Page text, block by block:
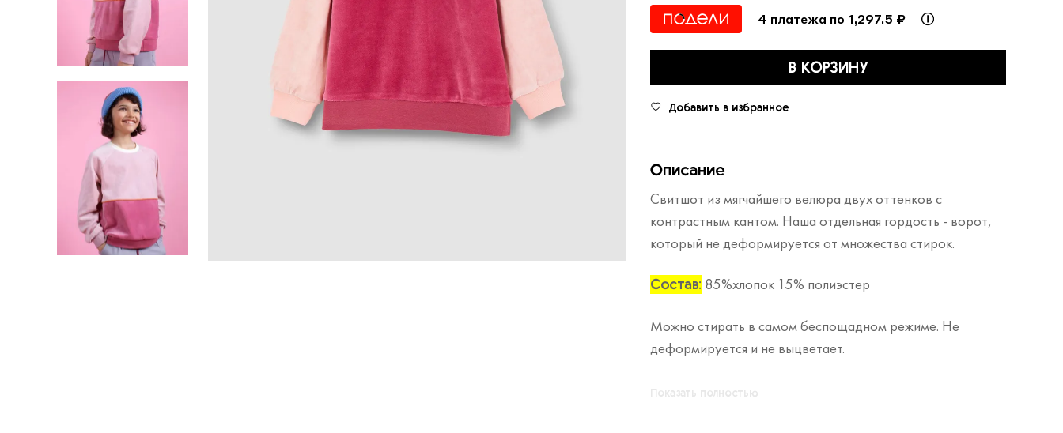
4 платежа по 1,297.5 ₽
В КОРЗИНУ
Добавить в избранное
Описание
Свитшот из мягчайшего велюра двух оттенков c
контрастным кантом. Наша отдельная гордость - ворот,
который не деформируется от множества стирок.
Состав: 85%хлопок 15% полиэстер
Можно стирать в самом беспощадном режиме. Не
деформируется и не выцветает.